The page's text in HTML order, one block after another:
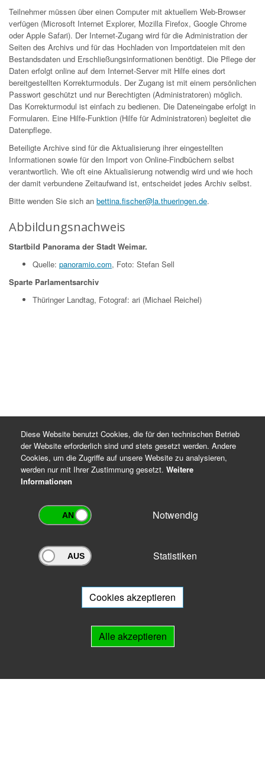
Teilnehmer müssen über einen Computer mit aktuellem Web-Browser
verfügen (Microsoft Internet Explorer, Mozilla Firefox, Google Chrome
oder Apple Safari). Der Internet-Zugang wird für die Administration der
Seiten des Archivs und für das Hochladen von Importdateien mit den
Bestandsdaten und Erschließungsinformationen benötigt. Die Pflege der
Daten erfolgt online auf dem Internet-Server mit Hilfe eines dort
bereitgestellten Korrekturmoduls. Der Zugang ist mit einem persönlichen
Passwort geschützt und nur Berechtigten (Administratoren) möglich.
Das Korrekturmodul ist einfach zu bedienen. Die Dateneingabe erfolgt in
Formularen. Eine Hilfe-Funktion (Hilfe für Administratoren) begleitet die
Datenpflege.
Beteiligte Archive sind für die Aktualisierung ihrer eingestellten
Informationen sowie für den Import von Online-Findbüchern selbst
verantwortlich. Wie oft eine Aktualisierung notwendig wird und wie hoch
der damit verbundene Zeitaufwand ist, entscheidet jedes Archiv selbst.
Bitte wenden Sie sich an bettina.fischer@la.thueringen.de.
Abbildungsnachweis
Startbild Panorama der Stadt Weimar.
Quelle: panoramio.com, Foto: Stefan Sell
Sparte Parlamentsarchiv
Thüringer Landtag, Fotograf: ari (Michael Reichel)
Archivportal Thüringen
Ihnen beratend zur Seite.
Diese Website benutzt Cookies, die für den technischen Betrieb
der Website erforderlich sind und stets gesetzt werden. Andere
Cookies, um die Zugriffe auf unsere Website zu analysieren,
werden nur mit Ihrer Zustimmung gesetzt. Weitere
Informationen
Notwendig
Statistiken
Cookies akzeptieren
Alle akzeptieren